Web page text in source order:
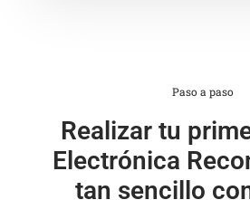
Paso a paso
Realizar tu
Electrónica
tan sencillo